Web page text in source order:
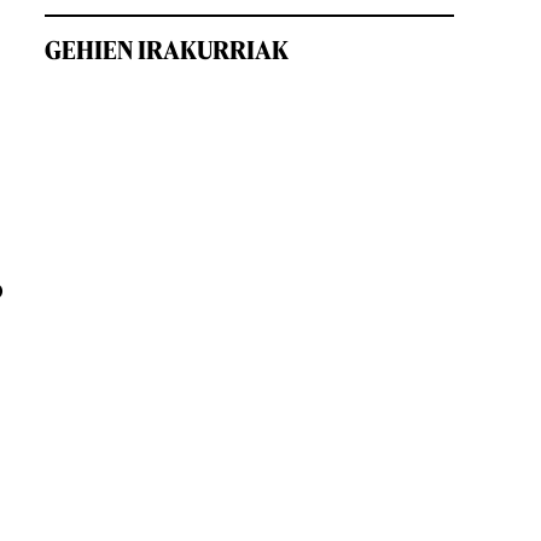
GEHIEN IRAKURRIAK